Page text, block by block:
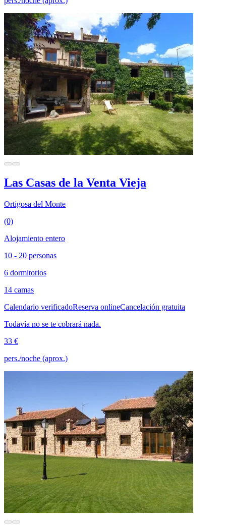
Las Casas de la Venta Vieja
Ortigosa del Monte
(0)
Alojamiento entero
10 - 20 personas
6 dormitorios
14 camas
Calendario verificadoReserva onlineCancelación gratuita
Todavía no se te cobrará nada.
33 €
pers./noche (aprox.)